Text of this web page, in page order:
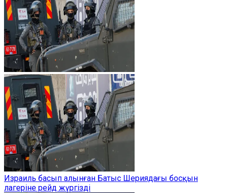
Израиль басып алынған Батыс Шериядағы босқын
лагеріне рейд жүргізді